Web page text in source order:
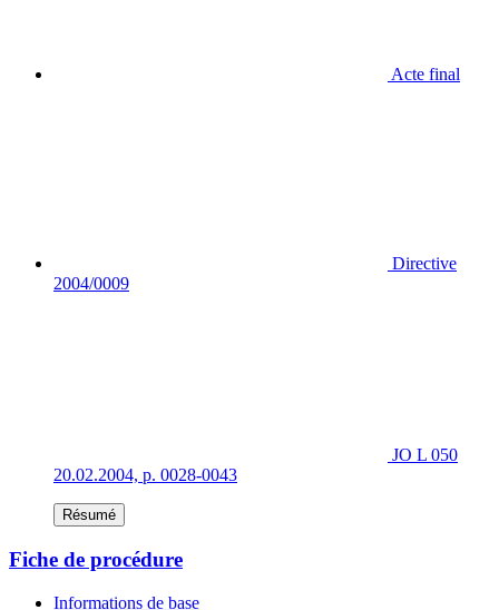
Acte final
Directive
2004/0009
JO L 050
20.02.2004, p. 0028-0043
Résumé
Fiche de procédure
Informations de base